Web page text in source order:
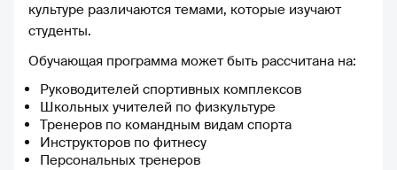
культуре различаются темами, которые изучают
студенты.
Обучающая программа может быть рассчитана на:
Руководителей спортивных комплексов
Школьных учителей по физкультуре
Тренеров по командным видам спорта
Инструкторов по фитнесу
Персональных тренеров